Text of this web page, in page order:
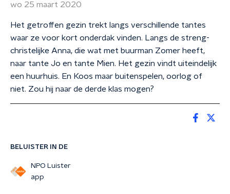
BELUISTER IN DE
NPO Luister
app
wo 25 maart 2020
Het getroffen gezin trekt langs verschillende tantes
waar ze voor kort onderdak vinden. Langs de streng-
christelijke Anna, die wat met buurman Zomer heeft,
naar tante Jo en tante Mien. Het gezin vindt uiteindelijk
een huurhuis. En Koos maar buitenspelen, oorlog of
niet. Zou hij naar de derde klas mogen?